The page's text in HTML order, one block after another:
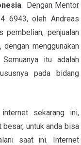
. Dengan Mentor
6943, oleh Andreas
pembelian, penjualan
dengan menggunakan
itu adalah
pada bidang
internet sekarang ini,
untuk anda bisa
saat ini. Internet